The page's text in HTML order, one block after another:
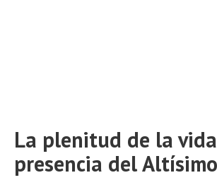
La plenitud de la
presencia del Altísimo